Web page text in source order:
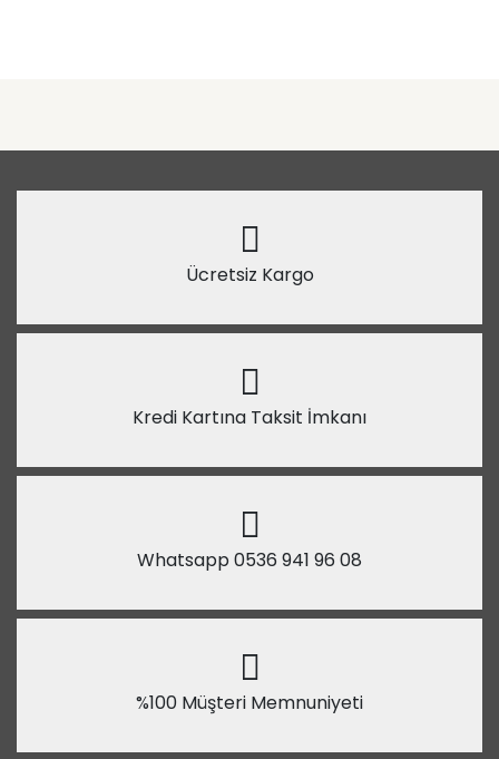
Ücretsiz Kargo
Kredi Kartına Taksit İmkanı
Whatsapp 0536 941 96 08
%100 Müşteri Memnuniyeti